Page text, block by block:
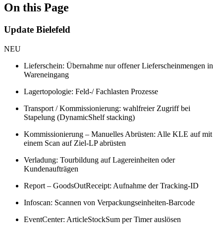
On this Page
Update Bielefeld
NEU
Lieferschein: Übernahme nur offener Lieferscheinmengen in
Wareneingang
Lagertopologie: Feld-/ Fachlasten Prozesse
Transport / Kommissionierung: wahlfreier Zugriff bei
Stapelung (DynamicShelf stacking)
Kommissionierung – Manuelles Abrüsten: Alle KLE auf mit
einem Scan auf Ziel-LP abrüsten
Verladung: Tourbildung auf Lagereinheiten oder
Kundenaufträgen
Report – GoodsOutReceipt: Aufnahme der Tracking-ID
Infoscan: Scannen von Verpackungseinheiten-Barcode
EventCenter: ArticleStockSum per Timer auslösen